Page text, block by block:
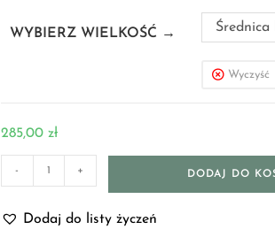
WYBIERZ WIELKOŚĆ → Średnica
Wyczyść
285,00 zł
- + DODAJ DO
Dodaj do listy życzeń